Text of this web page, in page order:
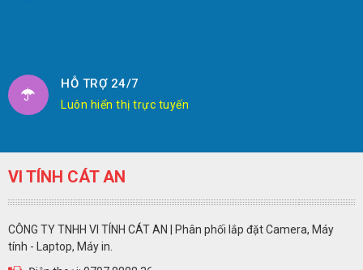
HỖ TRỢ 24/7
Luôn hiển thị trực tuyến
VI TÍNH CÁT AN
CÔNG TY TNHH VI TÍNH CÁT AN | Phân phối lắp đặt Camera, Máy
tính - Laptop, Máy in.